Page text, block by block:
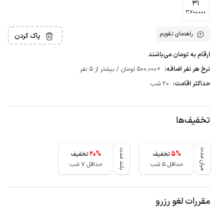
31
3٬700٬000
راهنمای تقویم پاک کردن
ارقام به تومان می‌باشند
نرخ هر نفر اضافه: +500٬000 تومان / بیشتر از 5 نفر
حداکثر اقامت: 20 شب
تخفیف‌ها
میان مدت 5%
تخفیف
حداقل 5 شب
بلند مدت 20%
تخفیف
حداقل 7 شب
مقررات لغو رزرو